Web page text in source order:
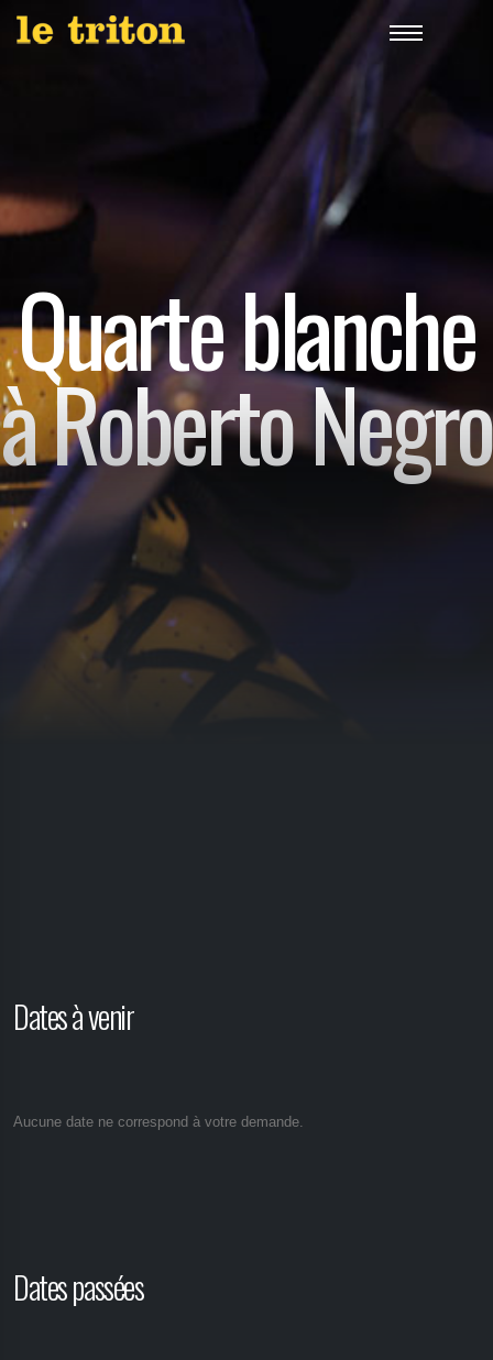
Quarte blanche
à Roberto Negro
Dates à venir
Aucune date ne correspond à votre demande.
Dates passées